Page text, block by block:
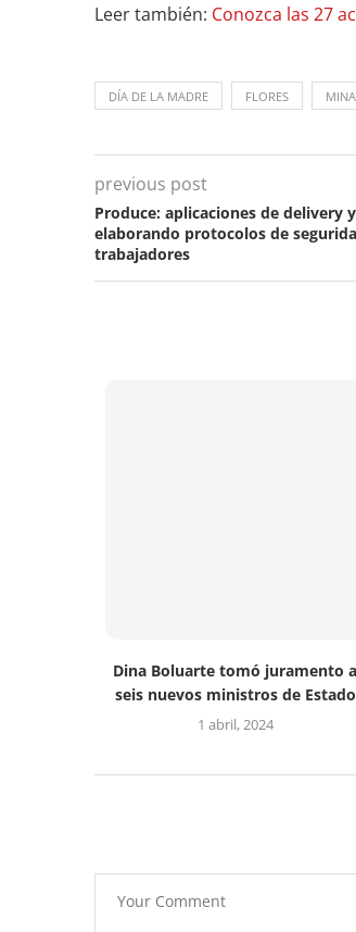
Leer también: Conozca las 27
DÍA DE LA MADRE FLORES
previous post
Produce: aplicaciones de delivery
elaborando protocolos de
trabajadores
Dina Boluarte tomó juramento a
seis nuevos ministros de Estado
1 abril, 2024